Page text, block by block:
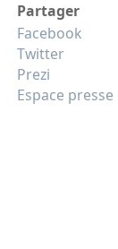
Partager
Facebook
Twitter
Prezi
Espace presse